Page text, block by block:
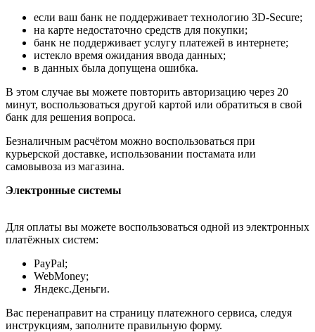
если ваш банк не поддерживает технологию 3D-Secure;
на карте недостаточно средств для покупки;
банк не поддерживает услугу платежей в интернете;
истекло время ожидания ввода данных;
в данных была допущена ошибка.
В этом случае вы можете повторить авторизацию через 20
минут, воспользоваться другой картой или обратиться в свой
банк для решения вопроса.
Безналичным расчётом можно воспользоваться при
курьерской доставке, использовании постамата или
самовывоза из магазина.
Электронные системы
Для оплаты вы можете воспользоваться одной из электронных
платёжных систем:
PayPal;
WebMoney;
Яндекс.Деньги.
Вас перенаправит на страницу платежного сервиса, следуя
инструкциям, заполните правильную форму.